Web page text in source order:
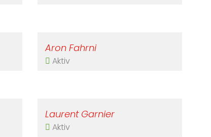
Aron Fahrni
Aktiv
Laurent Garnier
Aktiv